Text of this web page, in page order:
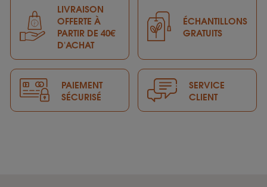
LIVRAISON
OFFERTE À
PARTIR DE 40€
D'ACHAT
ÉCHANTILLONS
GRATUITS
PAIEMENT
SÉCURISÉ
SERVICE
CLIENT